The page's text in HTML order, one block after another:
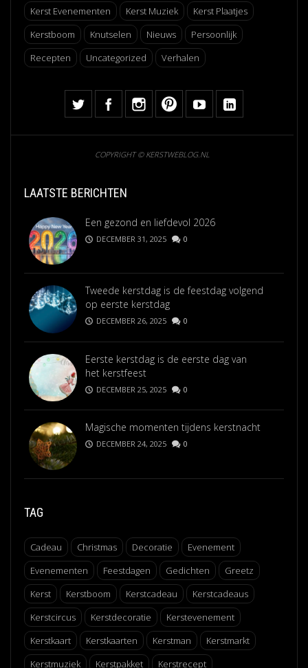
Kerst Evenementen
Kerst Muziek
Kerst Plaatjes
Kerstboom
Knutselen Nieuws
Persoonlijk
Recepten
Uncategorized Verhalen
COPYRIGHT © KERSTWEBLOG.NL
LAATSTE BERICHTEN
Een gezond en liefdevol 2026
DECEMBER 31, 2025 0
Tweede kerstdag is de feestdag volgend
op eerste kerstdag
DECEMBER 26, 2025 0
Eerste kerstdag is de eerste dag van
het kerstfeest
DECEMBER 25, 2025 0
Magische momenten tijdens kerstnacht
DECEMBER 24, 2025 0
TAG
Cadeau Christmas Decoratie
Evenement
Evenementen
Feestdagen Gedichten
Greetz
Kerst
Kerstboom Kerstcadeau
Kerstcadeaus
Kerstcircus
Kerstdecoratie
Kerstevenement
Kerstkaart
Kerstkaarten Kerstman
Kerstmarkt
Kerstmuziek
Kerstpakket Kerstrecept